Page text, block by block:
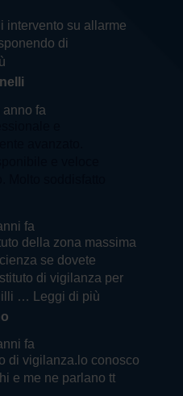
intervento su allarme
di
anno fa
fa
della zona massima
se dovete
di vigilanza per
… Leggi di più
fa
di vigilanza.lo conosco
e me ne parlano tt